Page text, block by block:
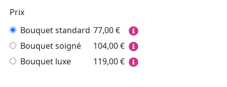
Prix
Bouquet standard 77,00€
Bouquet soigné
104,00€
Bouquet luxe
119,00€